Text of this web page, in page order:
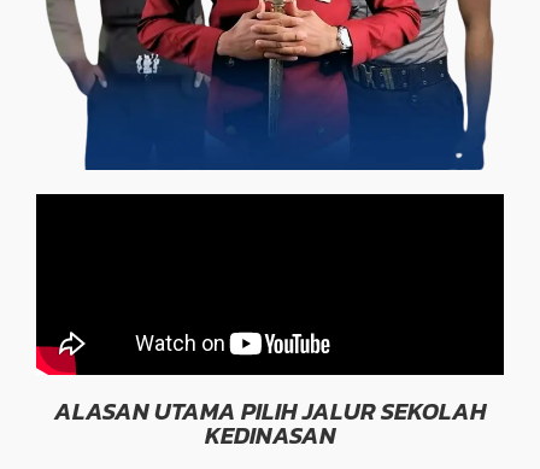
ALASAN UTAMA PILIH JALUR SEKOLAH
KEDINASAN